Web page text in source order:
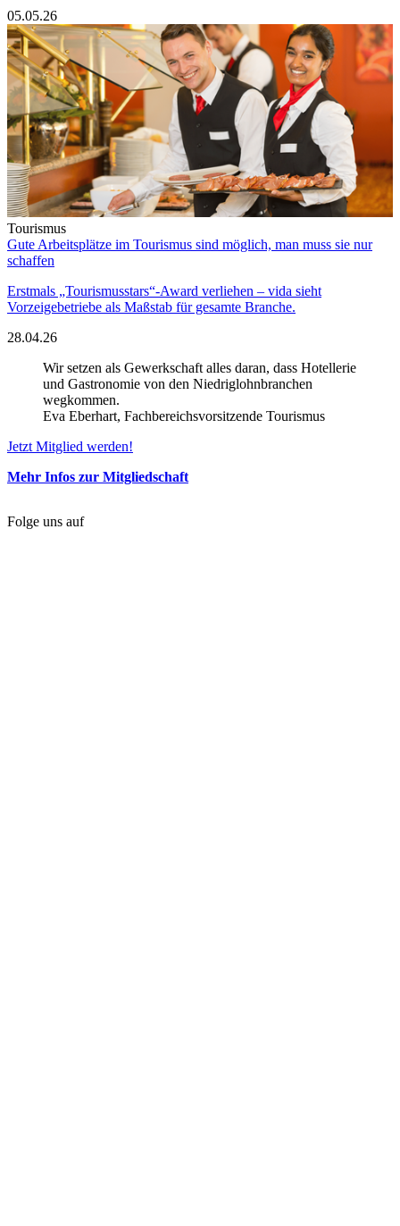
05.05.26
Tourismus
Gute Arbeitsplätze im Tourismus sind möglich, man muss sie nur
schaffen
Erstmals „Tourismusstars“-Award verliehen – vida sieht
Vorzeigebetriebe als Maßstab für gesamte Branche.
28.04.26
Wir setzen als Gewerkschaft alles daran, dass Hotellerie
und Gastronomie von den Niedriglohnbranchen
wegkommen.
Eva Eberhart, Fachbereichsvorsitzende Tourismus
Jetzt Mitglied werden!
Mehr Infos zur Mitgliedschaft
Folge uns auf